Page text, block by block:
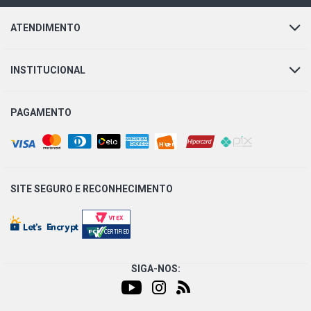
ATENDIMENTO
INSTITUCIONAL
PAGAMENTO
SITE SEGURO E RECONHECIMENTO
SIGA-NOS: